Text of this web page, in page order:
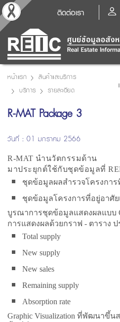
ติดต่อเรา
หน้าแรก
สินค้าและบริการ
บริการ
รายละเอียด
R-MAT Package 3
วันที่ : 01 มกราคม 2566
R-MAT นำนวัตกรรมด้าน
มาประยุกต์ใช้กับชุดข้อมูลที่
ชุดข้อมูลผลสำรวจโครงการ
ชุดข้อมูลโครงการที่อยู่อาศัย
บูรณาการชุดข้อมูลแสดงผลแบบ
การแสดงผลด้วยกราฟ - ตาราง
Total supply
New supply
New sales
Remaining supply
Absorption rate
Graphic Visualization ที่พัฒนาขึ้